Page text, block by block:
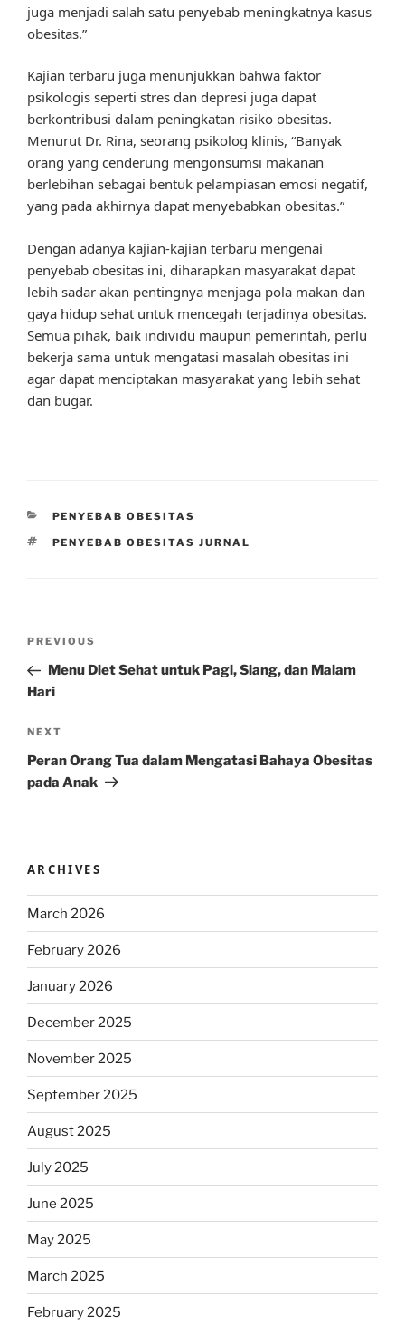
juga menjadi salah satu penyebab meningkatnya kasus
obesitas.”
Kajian terbaru juga menunjukkan bahwa faktor
psikologis seperti stres dan depresi juga dapat
berkontribusi dalam peningkatan risiko obesitas.
Menurut Dr. Rina, seorang psikolog klinis, “Banyak
orang yang cenderung mengonsumsi makanan
berlebihan sebagai bentuk pelampiasan emosi negatif,
yang pada akhirnya dapat menyebabkan obesitas.”
Dengan adanya kajian-kajian terbaru mengenai
penyebab obesitas ini, diharapkan masyarakat dapat
lebih sadar akan pentingnya menjaga pola makan dan
gaya hidup sehat untuk mencegah terjadinya obesitas.
Semua pihak, baik individu maupun pemerintah, perlu
bekerja sama untuk mengatasi masalah obesitas ini
agar dapat menciptakan masyarakat yang lebih sehat
dan bugar.
CATEGORIES
PENYEBAB OBESITAS
TAGS
PENYEBAB OBESITAS JURNAL
Previous
Post
PREVIOUS
Menu Diet Sehat untuk Pagi, Siang, dan Malam
Hari
Next
Post
NEXT
Peran Orang Tua dalam Mengatasi Bahaya Obesitas
pada Anak
ARCHIVES
March 2026
February 2026
January 2026
December 2025
November 2025
September 2025
August 2025
July 2025
June 2025
May 2025
March 2025
February 2025